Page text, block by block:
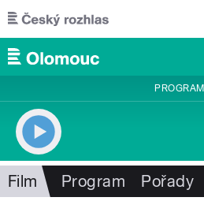
Přejít k hlavnímu obsahu
PROGRAM
Film Program Pořady